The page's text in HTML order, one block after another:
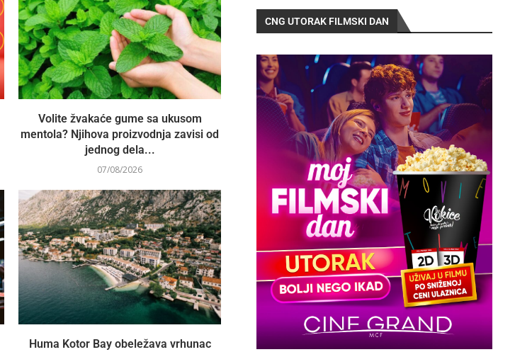
Volite žvakaće gume sa ukusom
mentola? Njihova proizvodnja zavisi od
jednog dela...
07/08/2026
Huma Kotor Bay obeležava vrhunac
CNG UTORAK FILMSKI DAN